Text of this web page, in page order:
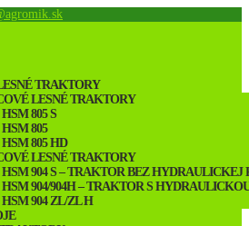
TRAKTORY
LESNÉ TRAKTORY
HSM 805 S
HSM 805
HSM 805 HD
LESNÉ TRAKTORY
HSM 904 S – TRAKTOR BEZ HYDRAULICKEJ
HSM 904/904H – TRAKTOR S
HSM 904 ZL/ZL H